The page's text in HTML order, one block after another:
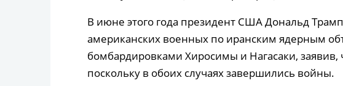
В июне этого года президент США Дональд
американских военных по иранским ядерным
бомбардировками Хиросимы и Нагасаки, заявив,
поскольку в обоих случаях завершились войны.